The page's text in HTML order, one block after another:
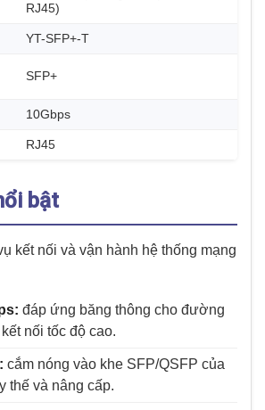
RJ45)
YT-SFP+-T
SFP+
10Gbps
RJ45
bật
kết nối và vận hành hệ thống mạng
đáp ứng băng thông cho đường
nối tốc độ cao.
cắm nóng vào khe SFP/QSFP của
thế và nâng cấp.